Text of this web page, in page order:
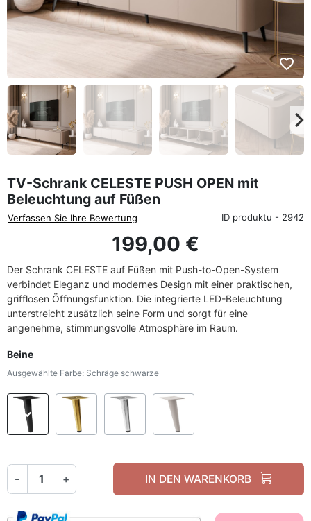
favorite_border
Zurück
TV-Schrank CELESTE PUSH OPEN mit
Beleuchtung auf Füßen
Verfassen Sie Ihre Bewertung ID produktu - 2942
199,00 €
Der Schrank CELESTE auf Füßen mit Push-to-Open-System
verbindet Eleganz und modernes Design mit einer praktischen,
grifflosen Öffnungsfunktion. Die integrierte LED-Beleuchtung
unterstreicht zusätzlich seine Form und sorgt für eine
angenehme, stimmungsvolle Atmosphäre im Raum.
Beine
Ausgewählte Farbe: Schräge schwarze
Schräge schwarzeSchräge goldeneSchräge chromfarbene
- + IN DEN WARENKORB